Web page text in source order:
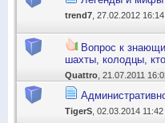
trend7 , 27.02.2012 16:14
Вопрос к
шахты, колодцы,
Quattro , 21.07.2011
TigerS , 02.03.2014 11:42